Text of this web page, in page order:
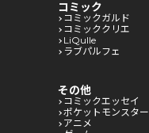
コミック
コミックガルド
コミッククリエ
LiQulle
ラブパルフェ
その他
コミックエッセイ
ポケットモンスター
アニメ